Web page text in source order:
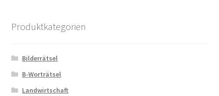
Produktkategorien
Bilderrätsel
B-Worträtsel
Landwirtschaft